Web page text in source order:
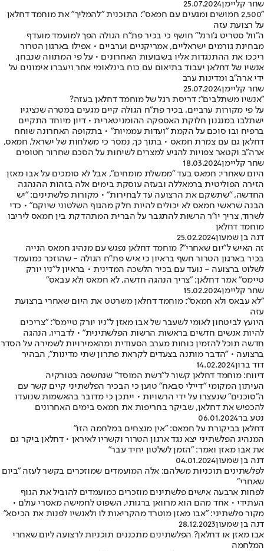
שחר קליימן25.07.2024
"2,500 חמושים ומגעים עם חמאס": התוכנית "להמליך" את מוחמד דחלאן
על רצועת עזה
ה"וול סטריט ג'ורנל" חושף כי בכיר פת"ח הגולה הפך למועמד מועדף
מבחינת גורמים ישראליים, אמריקניים וערביים • אפילו בארגון הטרור
ריככו את ההתנגדות אליו בשבועות האחרונים • על פי המתווה שנבחן,
אנשיו של דחלאן יעבוד בתיאום עם כוח בינלאומי אחר ויעברו אימונים על
ידי ארה"ב ומדינות ערב
שחר קליימן25.07.2024
"אנשיו משתלבים": דריסת רגל של מוחמד דחלאן בעזה?
על פי מקורות ערביים, בכיר פת"ח הגולה קיים מגעים במטרה שנציגיו
ישתלבו במנגנון חלוקת האספקה ההומניטארית • דיון מיוחד התקיים
ברפיח ובו סוכם על הקמת "ועדות עממיות" • בתקופה האחרונה שוחח
דחלאן גם עם צמרת חמאס • בתוך כך, נמסר כי משלחות של ישראל, חמאס,
ארה"ב וקטאר צפויות להגיע למצרים לשיחות על הסכם שחרור חטופים
שחר קליימן18.03.2024
היום שאחרי: חמאס בעד "ממשלת מומחים", אבל לא סומכים על אבו מאזן
הזירה הפוליטית ברמאללה ובעזה עוסקת בימים אלה בזהות ההנהגה
החדשה, "שתשקם את הרצועה עד לבחירות" • מקורות פלשתינים: "יש
הבנה שראשי חמאס לא יכולים להיות חלק מהגוף השלטוני שיוקם" • כדי
לשרוד, צריך יו"ר הרשות להתגבר על הברית המתהדקת בין חמאס ליריבו
מוחמד דחלאן
דנה בן שמעון25.02.2024
זה האיש ל"יום שאחרי"? מוחמד דחלאן נפגש עם מנהיג חמאס הנייה
בכיר בארגון הטרור חשף בראיון כי איש פת"ח הגולה - שהוזכר כמועמד
לשלוט ברצועה - נועד עם בכיר הלשכה המדינית • בראיון ל"ניו יורק
טיימס" אמר דחלאן: "צריך הנהגה חדשה, לא חמאס ולא עבאס"
שחר קליימן15.02.2024
"לא עבאס ולא חמאס": מוחמד דחלאן משרטט את היום שאחרי ברצועת
עזה
היועץ לביטחון לאומי לשעבר של אבו מאזן ל"ניו יורק טיימס": "צריכים
להיות אנשים חדשים בראשות הרשות הפלשתינית" • לדבריו, הנהגה
חדשה תוכל להזמין כוחות מערב הסעודית ומהאמירויות לשמירה על הסדר
ברצועה • "הדבר מותנה בצעדים לקראת פתרון שתי מדינות", הבהיר
דוד ברון14.02.2024
דיווח: מוחמד דחלאן קשור ל"רשת המוסד" שנחשפה בטורקיה
העיתון המקומי "דיילי סבאח" טוען כי הבכיר הפלשתיני קיים קשר עם
ה"סוכנים" שנעצרו על ידי הרשויות • ייתכן כי מדובר בהאשמות שנועדו
להכפיש את דחלאן, שביקר בחריפות את חמאס בימים האחרונים
נטע בר06.01.2024
דחלאן בביקורת על חמאס: "אין מנצחים במלחמה הזו"
המנהיג הפלשתיני יצא נגד ארגון הטרור וקשריו לאיראן • דחלאן ביקר גם
את אבו מאזן ואמר: "הזמן לשלטון יחיד עבר"
דנה בן שמעון04.01.2024
לפלשתינים תוכניות משלהם: אלה המועמדים שמוזכרים בקשר לעזה "ביום
שאחרי"
לפחות ארבעה אישים פלשתינים מוזכרים כמועמדים להוביל את הגוף
העתידי • אחד מהם הוא מרוואן ברגותי, השפוט לחמישה מאסרי עולם •
מקור פלשתיני: "אבו מאזן מוטרד מהקריאות לו ולאנשיו לפנות את הכיסא"
דנה בן שמעון28.12.2023
אבו מאזן או דחלאן? הפלשתינים מתכננים תוכניות לרצועה ליום שאחרי
המלחמה